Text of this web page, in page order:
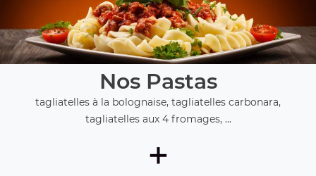
Nos Pastas
tagliatelles à la bolognaise, tagliatelles carbonara,
tagliatelles aux 4 fromages, ...
+